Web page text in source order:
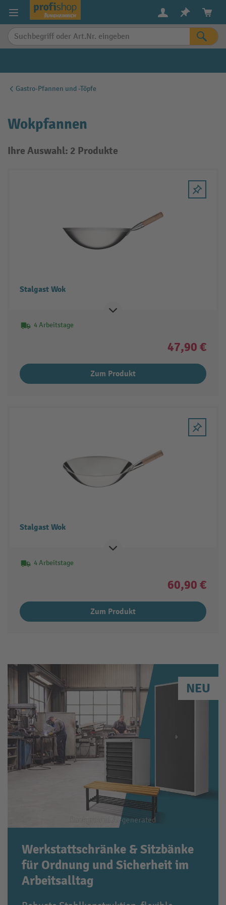
springen
Gastro-Pfannen und -Töpfe
Wokpfannen
Ihre Auswahl: 2 Produkte
Stalgast Wok
4 Arbeitstage
47,90 €
Zum Produkt
Stalgast Wok
4 Arbeitstage
60,90 €
Zum Produkt
NEU
Werkstattschränke & Sitzbänke
für Ordnung und Sicherheit im
Arbeitsalltag